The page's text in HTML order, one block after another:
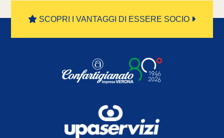
SCOPRI I VANTAGGI DI ESSERE SOCIO